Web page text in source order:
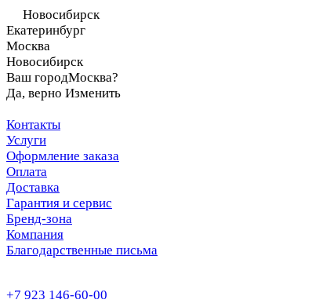
Новосибирск
Екатеринбург
Москва
Новосибирск
Ваш городМосква?
Да, верно Изменить
Контакты
Услуги
Оформление заказа
Оплата
Доставка
Гарантия и сервис
Бренд-зона
Компания
Благодарственные письма
+7 923 146-60-00